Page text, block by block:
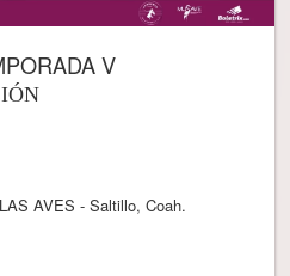
V
AVES - Saltillo, Coah.